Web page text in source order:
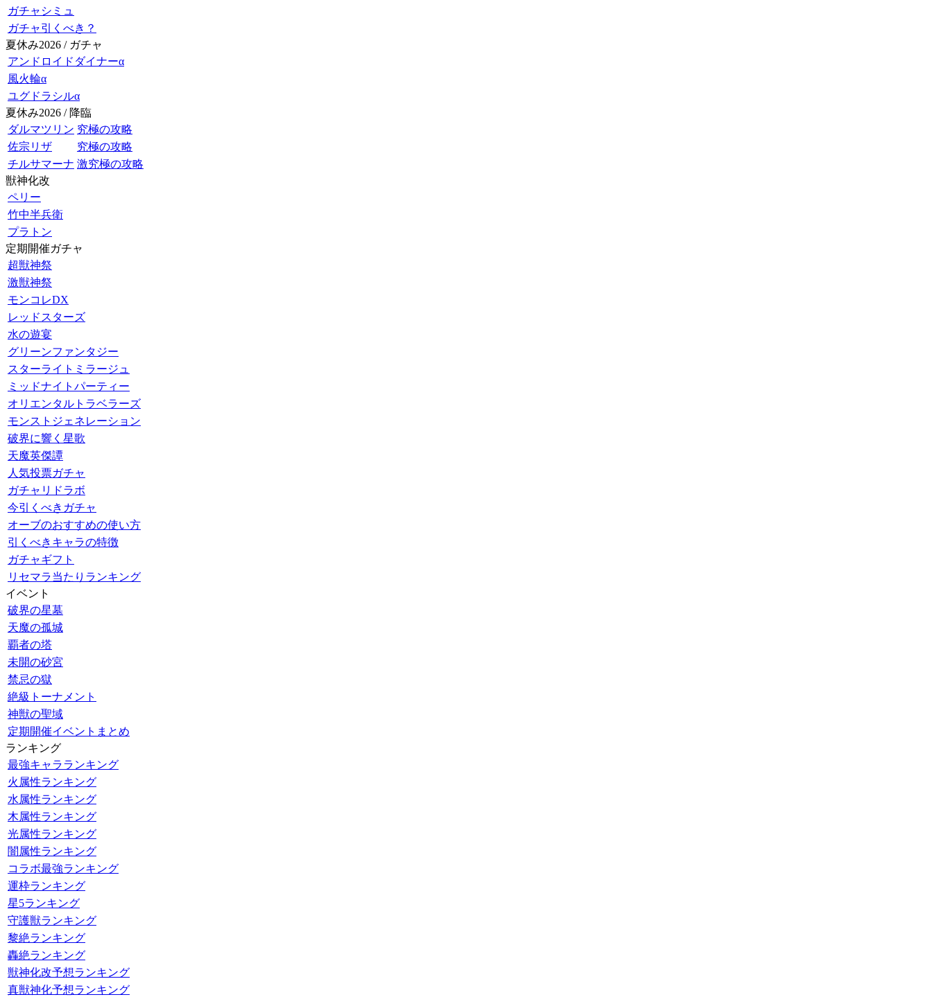
ガチャシミュ
ガチャ引くべき？
夏休み2026 / ガチャ
アンドロイドダイナーα
風火輪α
ユグドラシルα
夏休み2026 / 降臨
ダルマツリン 究極の攻略
佐宗リザ
究極の攻略
チルサマーナ 激究極の攻略
獣神化改
ペリー
竹中半兵衛
プラトン
定期開催ガチャ
超獣神祭
激獣神祭
モンコレDX
レッドスターズ
水の遊宴
グリーンファンタジー
スターライトミラージュ
ミッドナイトパーティー
オリエンタルトラベラーズ
モンストジェネレーション
破界に響く星歌
天魔英傑譚
人気投票ガチャ
ガチャリドラボ
今引くべきガチャ
オーブのおすすめの使い方
引くべきキャラの特徴
ガチャギフト
リセマラ当たりランキング
イベント
破界の星墓
天魔の孤城
覇者の塔
未開の砂宮
禁忌の獄
絶級トーナメント
神獣の聖域
定期開催イベントまとめ
ランキング
最強キャラランキング
火属性ランキング
水属性ランキング
木属性ランキング
光属性ランキング
闇属性ランキング
コラボ最強ランキング
運枠ランキング
星5ランキング
守護獣ランキング
黎絶ランキング
轟絶ランキング
獣神化改予想ランキング
真獣神化予想ランキング